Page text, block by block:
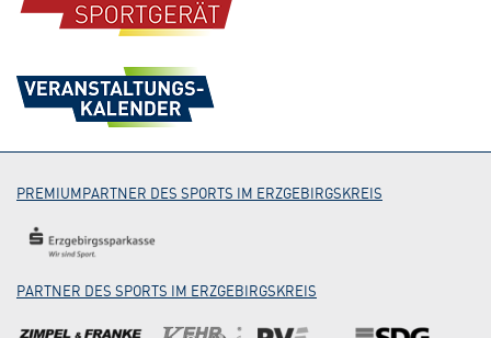
PREMIUMPARTNER DES SPORTS IM ERZGEBIRGSKREIS
PARTNER DES SPORTS IM ERZGEBIRGSKREIS